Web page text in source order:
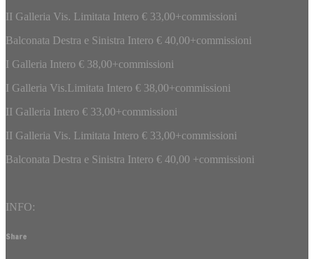
II Galleria Vis. Limitata Intero € 33,00+commissioni
Balconata Destra e Sinistra Intero € 40,00+commissioni
I Galleria Intero € 38,00+commissioni
I Galleria Vis.Limitata Intero € 38,00+commissioni
II Galleria Intero € 33,00+commissioni
II Galleria Vis. Limitata Intero € 33,00+commissioni
Balconata Destra e Sinistra Intero € 40,00 +commissioni
INFO:
Share